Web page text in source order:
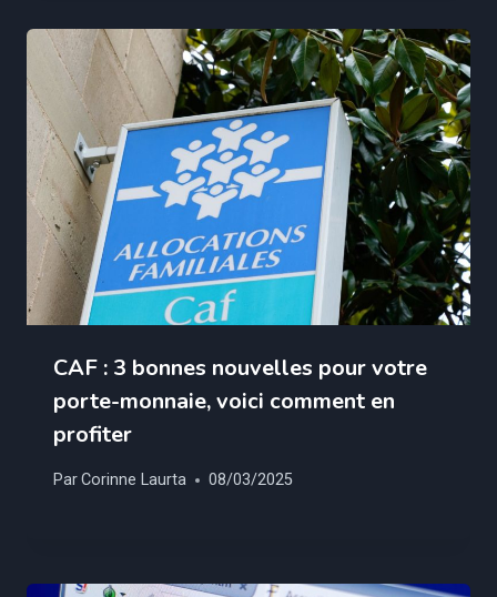
CAF : 3 bonnes nouvelles pour votre
porte-monnaie, voici comment en
profiter
ParCorinne Laurta 08/03/2025